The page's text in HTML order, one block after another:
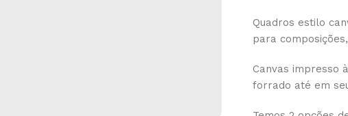
Quadros estilo
para
Canvas impresso
forrado até em